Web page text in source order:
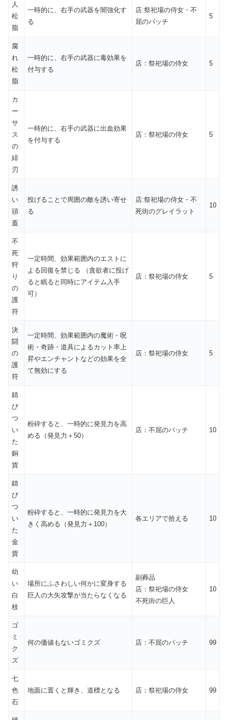
人
松
脂
一時的に、右手の武器を闇強化す
る
店:祭祀場の侍女・不
屈のパッチ
5
腐
れ
松
脂
一時的に、右手の武器に毒効果を
付与する
店：祭祀場の侍女 5
カ
ー
サ
ス
の
緋
刃
一時的に、右手の武器に出血効果
を付与する
店：祭祀場の侍女 5
誘
い
頭
蓋
投げることで周囲の敵を誘い寄せ
る
店:祭祀場の侍女・不
死街のグレイラット
10
不
死
狩
り
の
護
符
一定時間、効果範囲内のエストに
よる回復を禁じる （貪欲者に投げ
ると眠ると同時にアイテム入手
可）
店：祭祀場の侍女 5
決
闘
の
護
符
一定時間、効果範囲内の魔術・呪
術・奇跡・道具によるカット率上
昇やエンチャントなどの効果を全
て無効にする
店：祭祀場の侍女 5
錆
び
つ
い
た
銅
貨
粉砕すると、一時的に発見力を高
める（発見力＋50）
店：不屈のパッチ 10
錆
び
つ
い
た
金
貨
粉砕すると、一時的に発見力を大
きく高める（発見力＋100）
各エリアで拾える 10
幼
い
白
枝
場所にふさわしい何かに変身する
巨人の大矢攻撃が当たらなくなる
副葬品
店：祭祀場の侍女
不死街の巨人
10
ゴ
ミ
ク
ズ
何の価値もないゴミクズ 店：不屈のパッチ 99
七
色
石
地面に置くと輝き、道標となる 店：祭祀場の侍女 99